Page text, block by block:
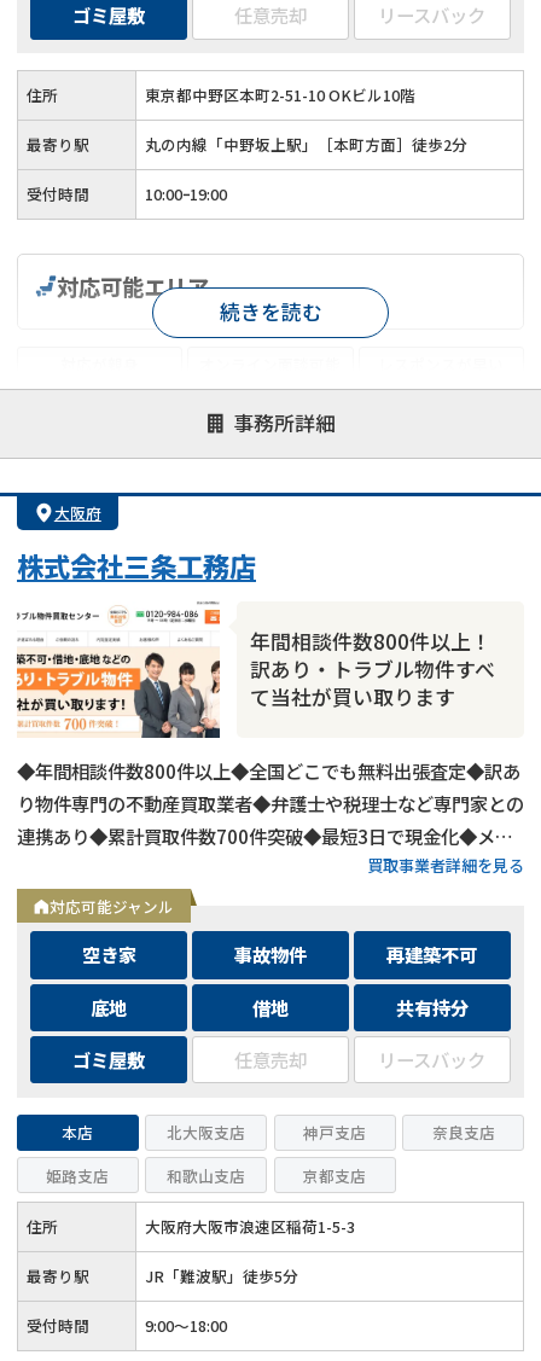
ゴミ屋敷
任意売却 リースバック
住所 東京都中野区本町2-51-10 OKビル10階
最寄り駅 丸の内線「中野坂上駅」［本町方面］徒歩2分
受付時間 10:00ｰ19:00
事務所詳細
対応可能エリア
士業連携有り
続きを読む
大阪府
株式会社三条工務店
年間相談件数800件以上！
訳あり・トラブル物件すべ
て当社が買い取ります
◆年間相談件数800件以上◆全国どこでも無料出張査定◆訳あ
り物件専門の不動産買取業者◆弁護士や税理士など専門家との
連携あり◆累計買取件数700件突破◆最短3日で現金化◆メー
買取事業者詳細を見る
対応可能ジャンル
空き家 事故物件
再建築不可
底地
借地
共有持分
ゴミ屋敷
任意売却 リースバック
本店 北大阪支店 神戸支店
奈良支店
姫路支店
和歌山支店 京都支店
住所 大阪府大阪市浪速区稲荷1-5-3
最寄り駅 JR「難波駅」徒歩5分
受付時間 9:00～18:00